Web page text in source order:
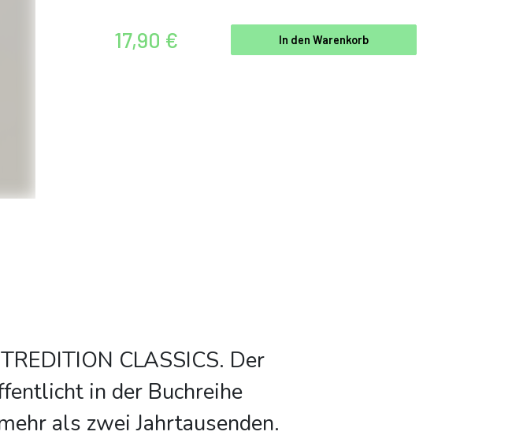
17,90 € In den Warenkorb
CLASSICS. Der
in der Buchreihe
als zwei Jahrtausenden.